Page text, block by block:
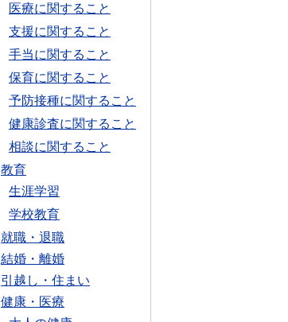
医療に関すること
支援に関すること
手当に関すること
保育に関すること
予防接種に関すること
健康診査に関すること
相談に関すること
教育
生涯学習
学校教育
就職・退職
結婚・離婚
引越し・住まい
健康・医療